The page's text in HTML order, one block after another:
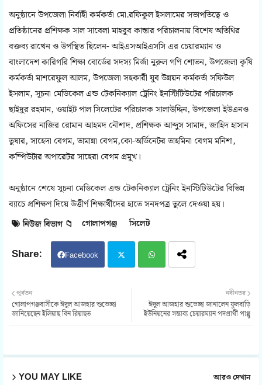
অনুষ্ঠানে উপজেলা নির্বাহী কর্মকর্তা মো.রফিকুল ইসলামের সভাপতিত্বে ও
প্রতিষ্ঠানের প্রশিক্ষক সাল সাবেলা মাহবুব কান্তার পরিচালনায় বিশেষ অতিথির
বক্তব্য রাখেন ও উপস্থিত ছিলেন- আইএসআইএসসি এর চেয়ারম্যান ও
বাংলাদেশ কারিগরি শিক্ষা বোর্ডের সদস্য মির্জা নুরুল গণি শোভন, উপজেলা কৃষি
কর্মকর্তা মাশরেফুল আলম, উপজেলা সহকারী যুব উন্নয়ন কর্মকর্তা সফিউল
ইসলাম, সূচনা মেডিকেল এন্ড টেকনিক্যাল ট্রেনিং ইনস্টিটিউটের পরিচালক
ছাইদুর রহমান, ওয়াইট পাল সিলেটের পরিচালক সালাউদ্দিন, উপজেলা ইউএনও
অফিসের নাজির রোমান আহমদ নৌশাদ, প্রশিক্ষক আব্দুস সামাদ, জাহিদ হাসান
তুষার, সাহেদা বেগম, তামান্না বেগম,কো-অর্ডিনেটর তাহমিনা বেগম মনিশা,
কম্পিউটার অপারেটর সাহেরা বেগম প্রমুখ।
অনুষ্ঠানে শেষে সূচনা মেডিকেল এন্ড টেকনিক্যাল ট্রেনিং ইনস্টিটিউটের বিভিন্ন
ব্যাচে প্রশিক্ষণ দিয়ে উত্তীর্ণ শিক্ষার্থীদের হাতে সনদপত্র তুলে দেওয়া হয়।
নিউজ বিভাগ 📁 গোলাপগঞ্জ সিলেট
Facebook
atsa
নবীনতর
ঈদুল আজহার শুভেচ্ছা জানালেন ফুলবাড়ি
ইউনিয়নের সম্ভাব্য চেয়ারম্যান পদপ্রার্থী পাপ্পু
পূর্বতন
গোলাপগঞ্জবাসীকে ঈদুল আজহার শুভেচ্ছা
জানিয়েছেন ইলিয়াছ বিন রিয়াছত
YOU MAY LIKE আরও দেখান